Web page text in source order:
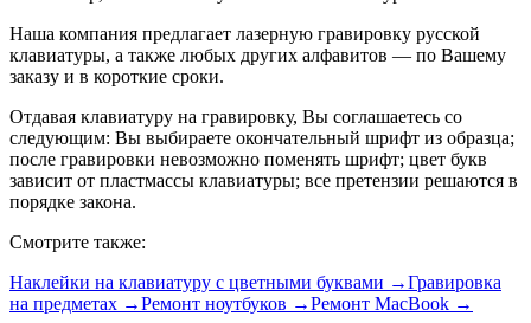
Наша компания предлагает лазерную гравировку русской
клавиатуры, а также любых других алфавитов — по Вашему
заказу и в короткие сроки.
Отдавая клавиатуру на гравировку, Вы соглашаетесь со
следующим: Вы выбираете окончательный шрифт из образца;
после гравировки невозможно поменять шрифт; цвет букв
зависит от пластмассы клавиатуры; все претензии решаются в
порядке закона.
Смотрите также:
Наклейки на клавиатуру с цветными буквами →Гравировка
на предметах →Ремонт ноутбуков →Ремонт MacBook →